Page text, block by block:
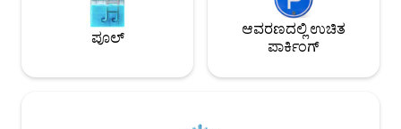
ಪೂಲ್
ಆವರಣದಲ್ಲಿ ಉಚಿತ
ಪಾರ್ಕಿಂಗ್